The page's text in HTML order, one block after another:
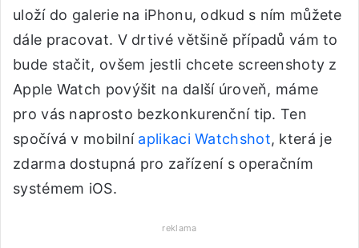
uloží do galerie na iPhonu, odkud s ním můžete
dále pracovat. V drtivé většině případů vám to
bude stačit, ovšem jestli chcete screenshoty z
Apple Watch povýšit na další úroveň, máme
pro vás naprosto bezkonkurenční tip. Ten
spočívá v mobilní aplikaci Watchshot, která je
zdarma dostupná pro zařízení s operačním
systémem iOS.
reklama